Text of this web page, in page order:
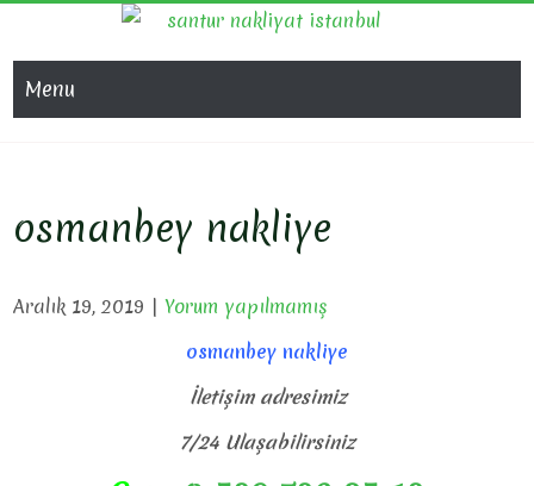
content
Nakliyat, İş
Menu
osmanbey nakliye
Aralık 19, 2019 |Yorum yapılmamış
osmanbey nakliye
İletişim adresimiz
7/24 Ulaşabilirsiniz